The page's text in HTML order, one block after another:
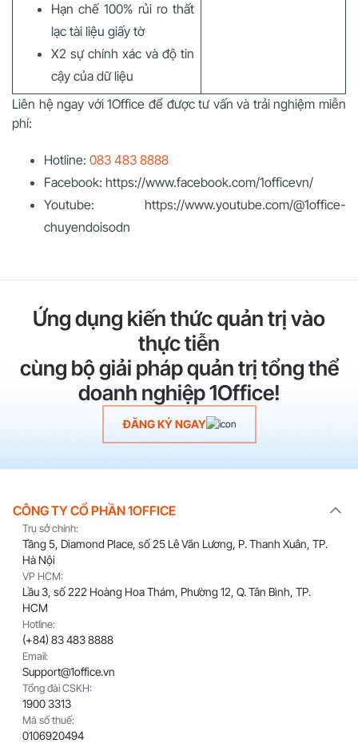
Hạn chế 100% rủi ro thất
lạc tài liệu giấy tờ
X2 sự chính xác và độ tin
cậy của dữ liệu
Liên hệ ngay với 1Office để được tư vấn và trải nghiệm miễn
phí:
Hotline: 083 483 8888
Facebook: https://www.facebook.com/1officevn/
Youtube: https://www.youtube.com/@1office-
chuyendoisodn
Ứng dụng kiến thức quản trị vào
thực tiễn
cùng bộ giải pháp quản trị tổng thể
doanh nghiệp 1Office!
ĐĂNG KÝ NGAY
CÔNG TY CỔ PHẦN 1OFFICE
Trụ sở chính:
Tầng 5, Diamond Place, số 25 Lê Văn Lương, P. Thanh Xuân, TP.
Hà Nội
VP HCM:
Lầu 3, số 222 Hoàng Hoa Thám, Phường 12, Q. Tân Bình, TP.
HCM
Hotline:
(+84) 83 483 8888
Email:
Support@1office.vn
Tổng đài CSKH:
1900 3313
Mã số thuế:
0106920494